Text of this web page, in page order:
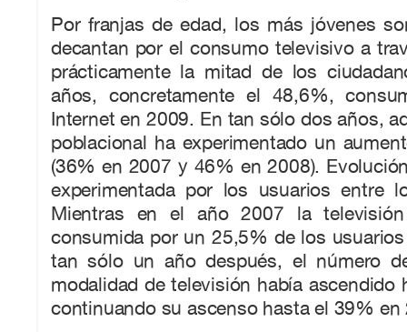
Por franjas de edad, los más jóvenes
decantan por el consumo televisivo a
prácticamente la mitad de los
años, concretamente el 48,6%,
Internet en 2009. En tan sólo dos años,
poblacional ha experimentado un
(36% en 2007 y 46% en 2008).
experimentada por los usuarios entre
Mientras en el año 2007 la
consumida por un 25,5% de los
tan sólo un año después, el número
modalidad de televisión había ascendido
continuando su ascenso hasta el 39% en